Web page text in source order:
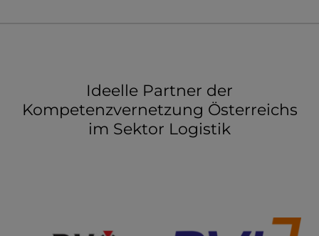
Ideelle Partner der
Kompetenzvernetzung Österreichs
im Sektor Logistik